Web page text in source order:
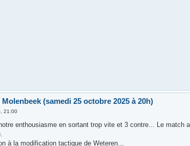
Molenbeek (samedi 25 octobre 2025 à 20h)
21:00
enthousiasme en sortant trop vite et 3 contre... Le
à la modification tactique de Weteren...